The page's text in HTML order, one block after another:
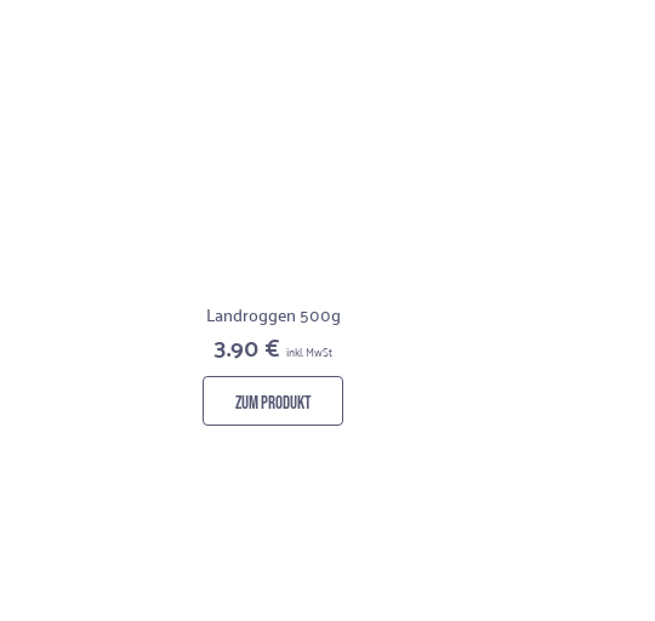
Landroggen 500g
3.90 €inkl. MwSt
ZUM PRODUKT